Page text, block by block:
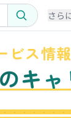
さら
ビス情報
キ